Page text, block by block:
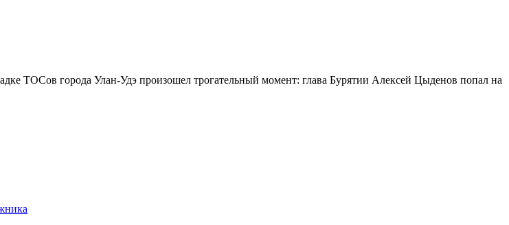
ТОСов города Улан-Удэ произошел трогательный момент: глава Бурятии Алексей Цыденов попал на